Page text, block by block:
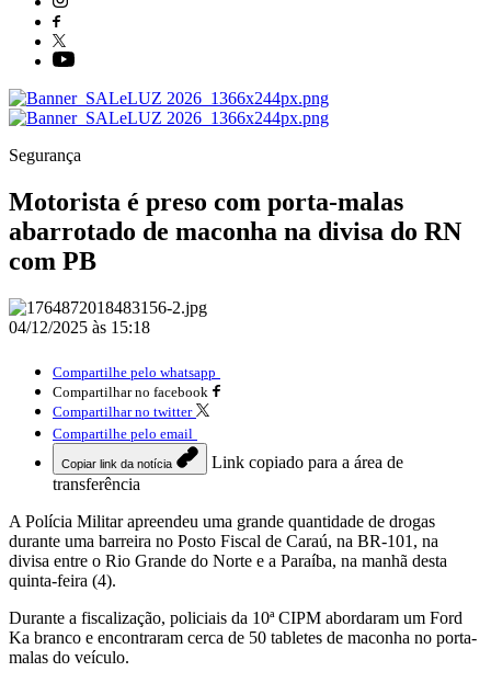
Segurança
Motorista é preso com porta-malas
abarrotado de maconha na divisa do RN
com PB
04/12/2025 às 15:18
Compartilhe pelo whatsapp
Compartilhar no facebook
Compartilhar no twitter
Compartilhe pelo email
Copiar link da notícia
Link copiado para a área de
transferência
A Polícia Militar apreendeu uma grande quantidade de drogas
durante uma barreira no Posto Fiscal de Caraú, na BR-101, na
divisa entre o Rio Grande do Norte e a Paraíba, na manhã desta
quinta-feira (4).
Durante a fiscalização, policiais da 10ª CIPM abordaram um Ford
Ka branco e encontraram cerca de 50 tabletes de maconha no porta-
malas do veículo.